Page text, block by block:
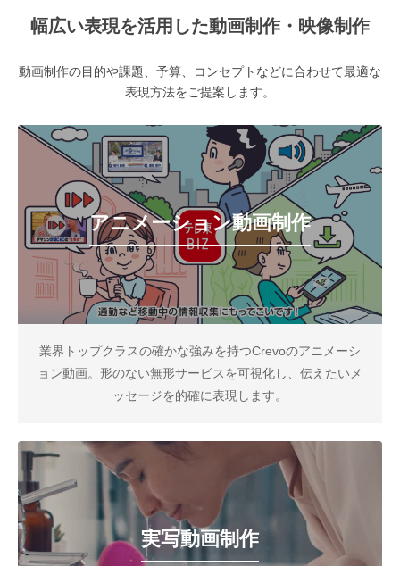
幅広い表現を活用した動画制作・映像制作
動画制作の目的や課題、予算、コンセプトなどに合わせて最適な
表現方法をご提案します。
アニメーション動画制作
業界トップクラスの確かな強みを持つCrevoのアニメーシ
ョン動画。形のない無形サービスを可視化し、伝えたいメ
ッセージを的確に表現します。
実写動画制作